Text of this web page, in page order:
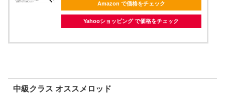
Amazon で価格をチェック
Yahooショッピング で価格をチェック
中級クラス オススメロッド